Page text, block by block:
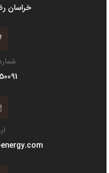
خراسان